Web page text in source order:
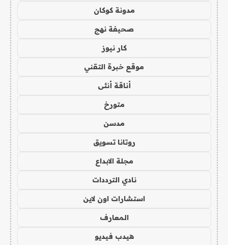
مدونة كوكان
صحيفة نهج
كار نيوز
موقع خبرة التقني
أناقة أنثى
متورخ
مدسن
روتانا تسويق
مجلة الابداع
نادي الترددات
استشارات اون لاين
المعارف
هيدب فيديو